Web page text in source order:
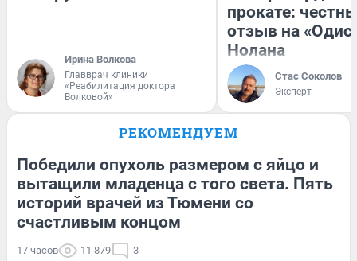
Ирина Волкова
Главврач клиники
«Реабилитация доктора
Волковой»
прокате:
отзыв на
Нолана
Стас Соколов
Эксперт
РЕКОМЕНДУЕМ
Победили опухоль размером с яйцо и
вытащили младенца с того света. Пять
историй врачей из Тюмени со
счастливым концом
17 часов 11 879 3